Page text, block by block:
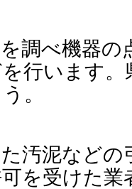
調べ機器の
行います
。
汚泥などの
を受けた